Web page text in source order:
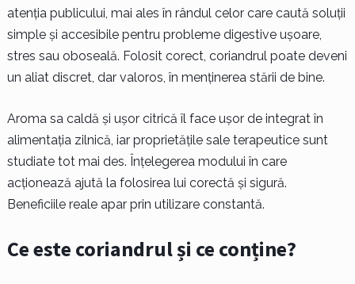
atenția publicului, mai ales în rândul celor care caută soluții
simple și accesibile pentru probleme digestive ușoare,
stres sau oboseală. Folosit corect, coriandrul poate deveni
un aliat discret, dar valoros, în menținerea stării de bine.
Aroma sa caldă și ușor citrică îl face ușor de integrat în
alimentația zilnică, iar proprietățile sale terapeutice sunt
studiate tot mai des. Înțelegerea modului în care
acționează ajută la folosirea lui corectă și sigură.
Beneficiile reale apar prin utilizare constantă.
Ce este coriandrul și ce conține?